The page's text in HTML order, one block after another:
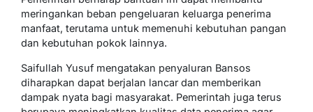
meringankan beban pengeluaran keluarga penerima
manfaat, terutama untuk memenuhi kebutuhan pangan
dan kebutuhan pokok lainnya.
Saifullah Yusuf mengatakan penyaluran Bansos
diharapkan dapat berjalan lancar dan memberikan
dampak nyata bagi masyarakat. Pemerintah juga terus